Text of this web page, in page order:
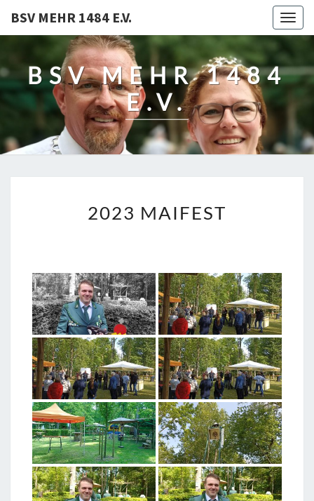
BSV MEHR 1484 E.V.
BSV MEHR 1484
E.V.
MAIFEST
2023 MAIFEST